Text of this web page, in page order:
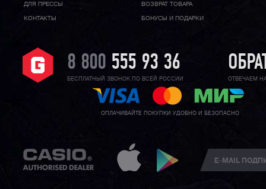
ДЛЯ ПРЕССЫ
КОНТАКТЫ
ВОЗВРАТ ТОВАРА
БОНУСЫ И ПОДАРКИ
8 800 555 93 36
БЕСПЛАТНЫЙ ЗВОНОК ПО ВСЕЙ РОССИИ ОТВЕЧАЕМ
ОПЛАЧИВАЙТЕ ПОКУПКИ УДОБНО И БЕЗОПАСНО